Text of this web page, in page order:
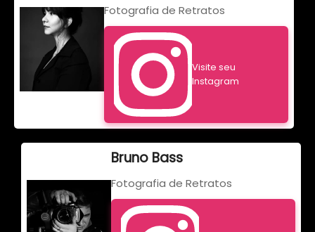
Fotografia de Retratos
Visite seu
Instagram
Bruno Bass
Fotografia de Retratos